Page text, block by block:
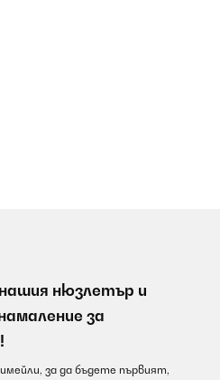
нюзлетър и
за
за да бъдете първият,